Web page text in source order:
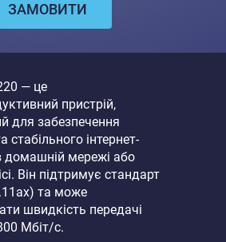
ЗАМОВИТИ
— це
пристрій,
для забезпечення
стабільного інтернет-
домашній мережі або
Він підтримує стандарт
та може
швидкість передачі
Мбіт/с.